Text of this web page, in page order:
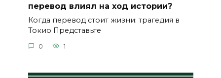
перевод влиял на ход истории?
Когда перевод стоит жизни: трагедия в
Токио Представьте
0 1